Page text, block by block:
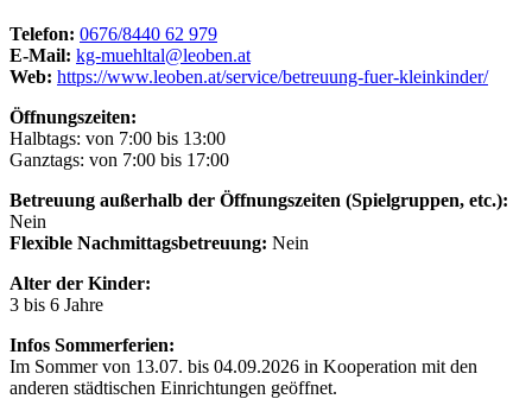
Telefon: 0676/8440 62 979
E-Mail: kg-muehltal@leoben.at
Web: https://www.leoben.at/service/betreuung-fuer-kleinkinder/
Öffnungszeiten:
Halbtags: von 7:00 bis 13:00
Ganztags: von 7:00 bis 17:00
Betreuung außerhalb der Öffnungszeiten (Spielgruppen, etc.):
Nein
Flexible Nachmittagsbetreuung: Nein
Alter der Kinder:
3 bis 6 Jahre
Infos Sommerferien:
Im Sommer von 13.07. bis 04.09.2026 in Kooperation mit den
anderen städtischen Einrichtungen geöffnet.